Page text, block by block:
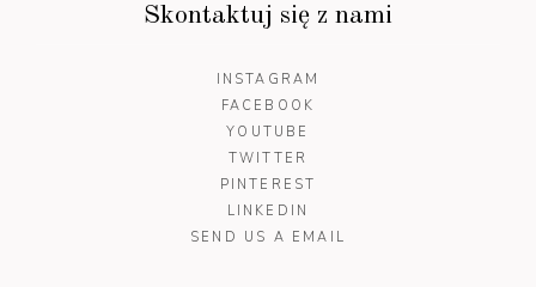
Skontaktuj się z nami
INSTAGRAM
FACEBOOK
YOUTUBE
TWITTER
PINTEREST
LINKEDIN
SEND US A EMAIL